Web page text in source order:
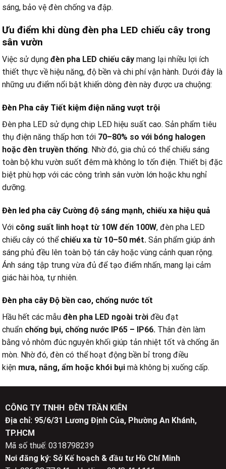
sáng, bảo vệ đèn chống va đập.
Ưu điểm khi dùng đèn pha LED chiếu cây trong
sân vườn
Việc sử dụng đèn pha LED chiếu cây mang lại nhiều lợi ích
thiết thực về hiệu năng, độ bền và chi phí vận hành. Dưới đây là
những ưu điểm nổi bật khiến dòng đèn này được ưa chuộng:
Đèn Pha cây Tiết kiệm điện năng vượt trội
Đèn pha LED sử dụng chip LED hiệu suất cao. Sản phẩm tiêu
thụ điện năng thấp hơn tới 70–80% so với bóng halogen
hoặc đèn truyền thống. Nhờ đó, gia chủ có thể chiếu sáng
toàn bộ khu vườn suốt đêm mà không lo tốn điện. Thiết bị đặc
biệt phù hợp với các công trình sân vườn lớn hoặc khu nghỉ
dưỡng.
Đèn led pha cây Cường độ sáng mạnh, chiếu xa hiệu quả
Với công suất linh hoạt từ 10W đến 100W, đèn pha LED
chiếu cây có thể chiếu xa từ 10–50 mét. Sản phẩm giúp ánh
sáng phủ đều lên toàn bộ tán cây hoặc vùng cảnh quan rộng.
Ánh sáng tập trung vừa đủ để tạo điểm nhấn, mang lại cảm
giác hài hòa, tự nhiên.
Đèn pha cây Độ bền cao, chống nước tốt
Hầu hết các mẫu đèn pha LED ngoài trời đều đạt
chuẩn chống bụi, chống nước IP65 – IP66. Thân đèn làm
bằng vỏ nhôm đúc nguyên khối giúp tản nhiệt tốt và chống ăn
mòn. Nhờ đó, đèn có thể hoạt động bền bỉ trong điều
kiện mưa, nắng, ẩm hoặc khói bụi mà không bị xuống cấp.
CÔNG TY TNHH ĐÈN TRẦN KIÊN
Địa chỉ: 95/6/31 Lương Định Của, Phường An Khánh,
TP.HCM
Mã số thuế: 0318798239
Nơi đăng ký: Sở Kế hoạch & đầu tư Hồ Chí Minh